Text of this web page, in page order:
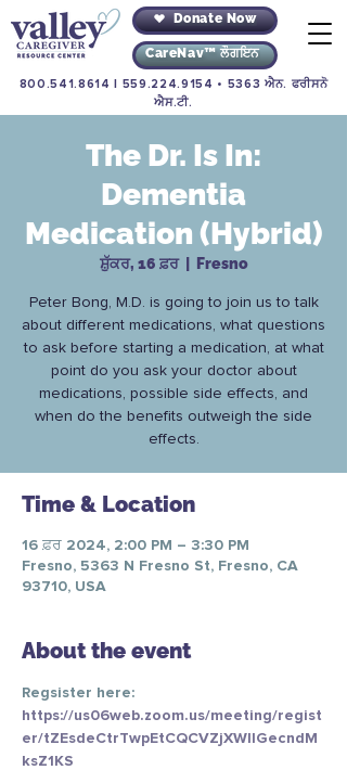
Donate Now
CareNav™ ਲੌਗਇਨ
800.541.8614 559.224.9154 • 5363 ਐਨ. ਫਰੀਸਨੋ
ਐਸ.ਟੀ.
The Dr. Is In:
Dementia
Medication (Hybrid)
ਸ਼ੁੱਕਰ, 16 ਫ਼ਰ
  |
Fresno
Peter Bong, M.D. is going to join us to talk
about different medications, what questions
to ask before starting a medication, at what
point do you ask your doctor about
medications, possible side effects, and
when do the benefits outweigh the side
effects.
Time & Location
16 ਫ਼ਰ 2024, 2:00 PM – 3:30 PM
Fresno, 5363 N Fresno St, Fresno, CA
93710, USA
About the event
Regsister here:
https://us06web.zoom.us/meeting/regist
er/tZEsdeCtrTwpEtCQCVZjXWllGecndM
ksZ1KS